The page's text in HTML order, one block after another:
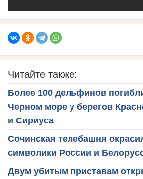
Читайте также:
Более 100 дельфинов
Черном море у берегов
и Сириуса
Сочинская телебашня
символики России и
Двум убитым приставам